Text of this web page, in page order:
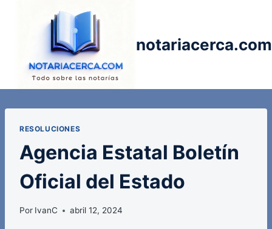
notariacerca.com
RESOLUCIONES
Agencia Estatal Boletín
Oficial del Estado
Por IvanC abril 12, 2024